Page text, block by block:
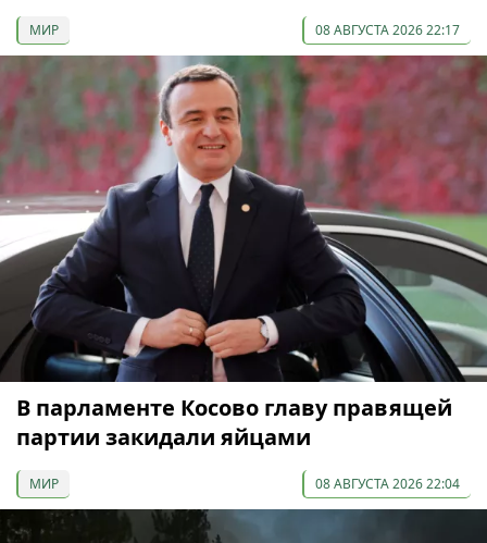
МИР 08 АВГУСТА 2026 22:17
В парламенте Косово главу правящей
партии закидали яйцами
МИР 08 АВГУСТА 2026 22:04